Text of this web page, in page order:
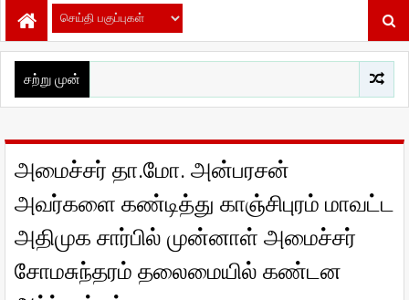
சற்று முன்
அமைச்சர் தா.மோ. அன்பரசன்
அவர்களை கண்டித்து காஞ்சிபுரம் மாவட்ட
அதிமுக சார்பில் முன்னாள் அமைச்சர்
சோமசுந்தரம் தலைமையில் கண்டன